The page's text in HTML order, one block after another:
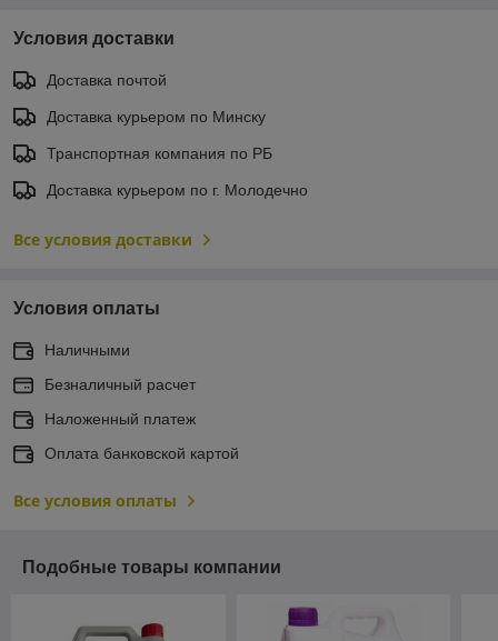
Условия доставки
Доставка почтой
Доставка курьером по Минску
Транспортная компания по РБ
Доставка курьером по г. Молодечно
Все условия доставки
Условия оплаты
Наличными
Безналичный расчет
Наложенный платеж
Оплата банковской картой
Все условия оплаты
Подобные товары компании